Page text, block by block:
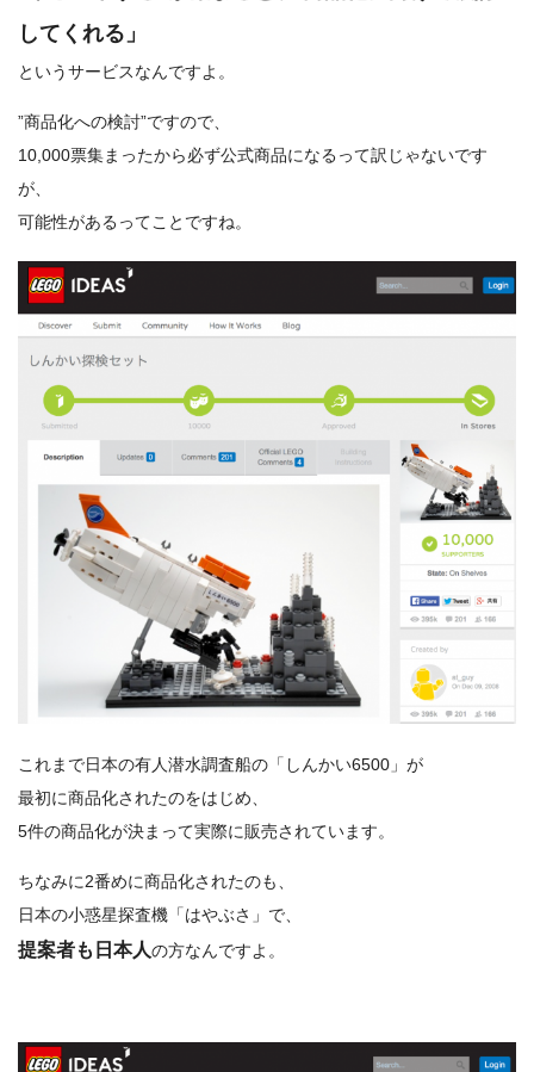
してくれる」
というサービスなんですよ。
”商品化への検討”ですので、
10,000票集まったから必ず公式商品になるって訳じゃないです
が、
可能性があるってことですね。
これまで日本の有人潜水調査船の「しんかい6500」が
最初に商品化されたのをはじめ、
5件の商品化が決まって実際に販売されています。
ちなみに2番めに商品化されたのも、
日本の小惑星探査機「はやぶさ」で、
提案者も日本人の方なんですよ。